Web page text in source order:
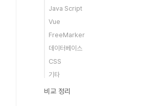
Java Script
Vue
FreeMarker
데이터베이스
CSS
기타
비교 정리